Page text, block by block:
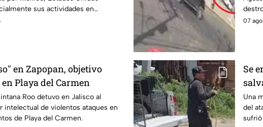
sus actividades en
del 8 de agosto.
07
en Zapopan, objetivo
Playa del Carmen
Roo detuvo en Jalisco al
intelectual de violentos ataques en
de Playa del Carmen.
Se
Una
del
sufrió